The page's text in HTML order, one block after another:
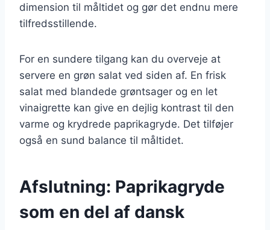
dimension til måltidet og gør det endnu mere
tilfredsstillende.
For en sundere tilgang kan du overveje at
servere en grøn salat ved siden af. En frisk
salat med blandede grøntsager og en let
vinaigrette kan give en dejlig kontrast til den
varme og krydrede paprikagryde. Det tilføjer
også en sund balance til måltidet.
Afslutning: Paprikagryde
som en del af dansk